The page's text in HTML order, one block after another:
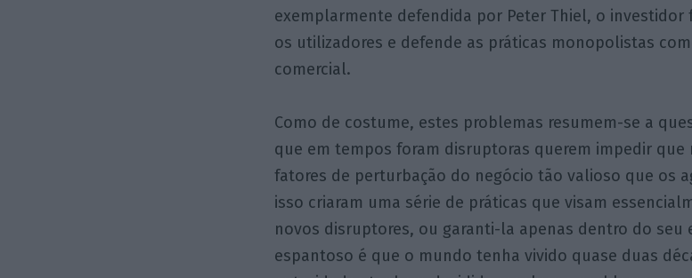
exemplarmente defendida por Peter Thiel, o
os utilizadores e defende as práticas monopolistas
comercial.
Como de costume, estes problemas resumem-se a
que em tempos foram disruptoras querem impedir que
fatores de perturbação do negócio tão valioso que os
isso criaram uma série de práticas que visam
novos disruptores, ou garanti-la apenas dentro do seu
espantoso é que o mundo tenha vivido quase duas